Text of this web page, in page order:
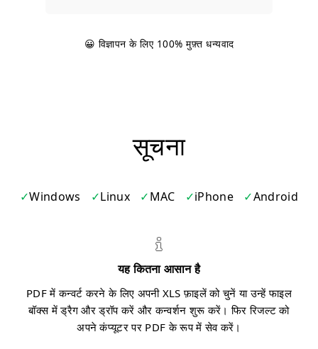
😀 विज्ञापन के लिए 100% मुफ़्त धन्यवाद
सूचना
Windows Linux MAC iPhone Android
यह कितना आसान है
PDF में कन्वर्ट करने के लिए अपनी XLS फ़ाइलें को चुनें या उन्हें फाइल
बॉक्स में ड्रैग और ड्रॉप करें और कन्वर्शन शुरू करें। फिर रिजल्ट को
अपने कंप्यूटर पर PDF के रूप में सेव करें।